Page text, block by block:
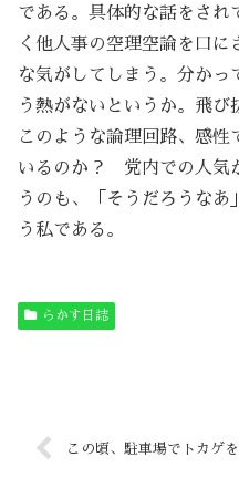
である。具体的な話をされ
く他人事の空理空論を口に
な気がしてしまう。分かっ
う熱がないというか。飛び
このような論理回路、感性
いるのか？ 党内での人気
うのも、「そうだろうなあ
う私である。
らかす日誌
この頃、駐車場でトカゲ